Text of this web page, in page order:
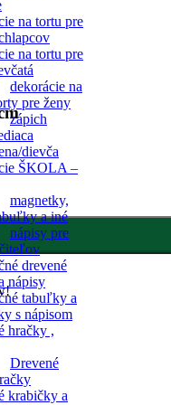
na tortu pre
na tortu pre
dekorácie na
pre ženy
zápich
dievča
ŠKOLA –
magnetky,
a iné
nápisy pre
drevené
nápisy
tabuľky a
s nápisom
hračky ,
Drevené
krabičky a